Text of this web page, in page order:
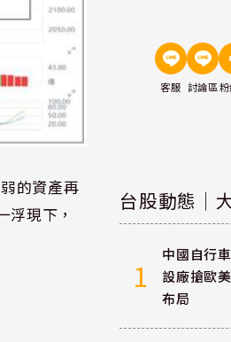
的資產再
現下，
客服 討論區
台股動態｜
1
中國自行
設廠搶歐
布局